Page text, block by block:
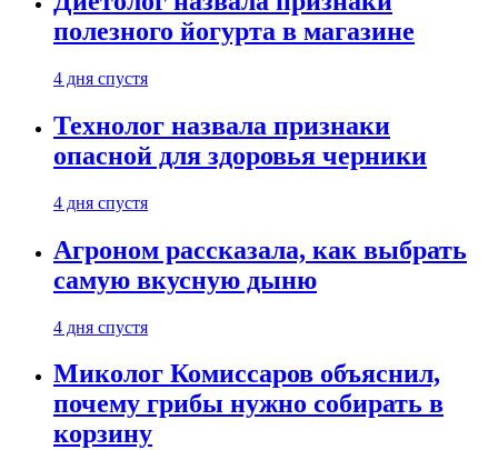
полезного йогурта в магазине
4 дня спустя
Технолог назвала признаки
опасной для здоровья черники
4 дня спустя
Агроном рассказала, как выбрать
самую вкусную дыню
4 дня спустя
Миколог Комиссаров объяснил,
почему грибы нужно собирать в
корзину